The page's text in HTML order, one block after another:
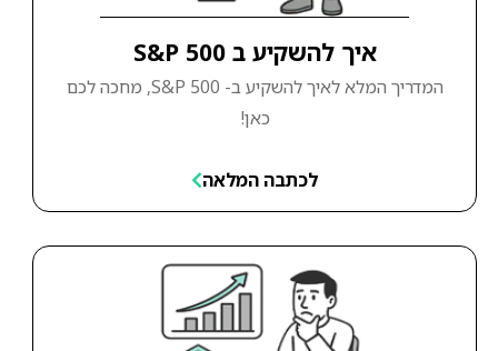
איך להשקיע ב S&P 500
המדריך המלא לאיך להשקיע ב- S&P 500, מחכה לכם
כאן!
לכתבה המלאה